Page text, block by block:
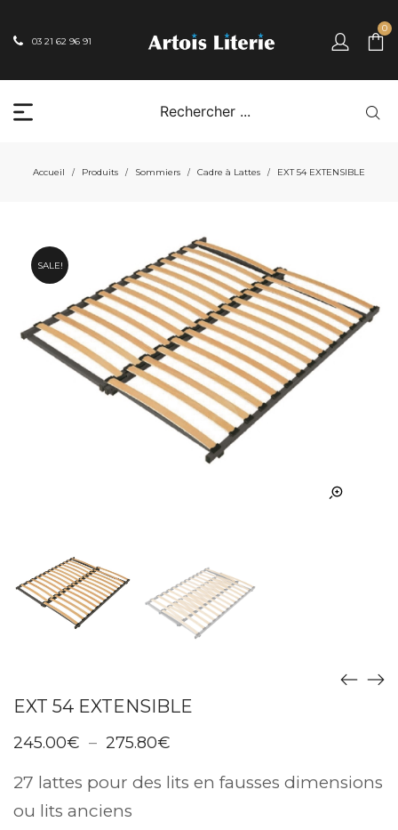
03 21 62 96 91
0
Accueil / Produits / Sommiers / Cadre à Lattes / EXT 54 EXTENSIBLE
SALE!
EXT 54 EXTENSIBLE
245.00€ – 275.80€
prix :
245.00€
27 lattes pour des lits en fausses dimensions
ou lits anciens